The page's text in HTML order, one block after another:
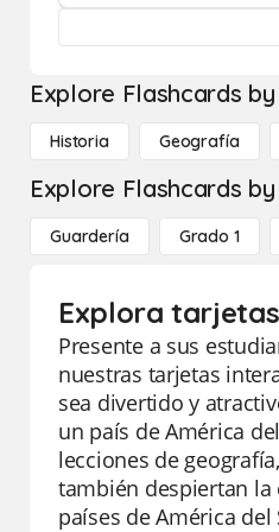
Explore Flashcards
Historia Geografía
Explore Flashcards
Guardería Grado 1
Explora
Presente a sus
nuestras tarjetas
sea divertido y
un país de América
lecciones de
también despiertan la
países de América